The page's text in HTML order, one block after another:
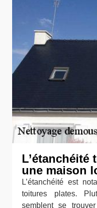
L’étanchéité
une maison
L’étanchéité est
toitures plates.
semblent se